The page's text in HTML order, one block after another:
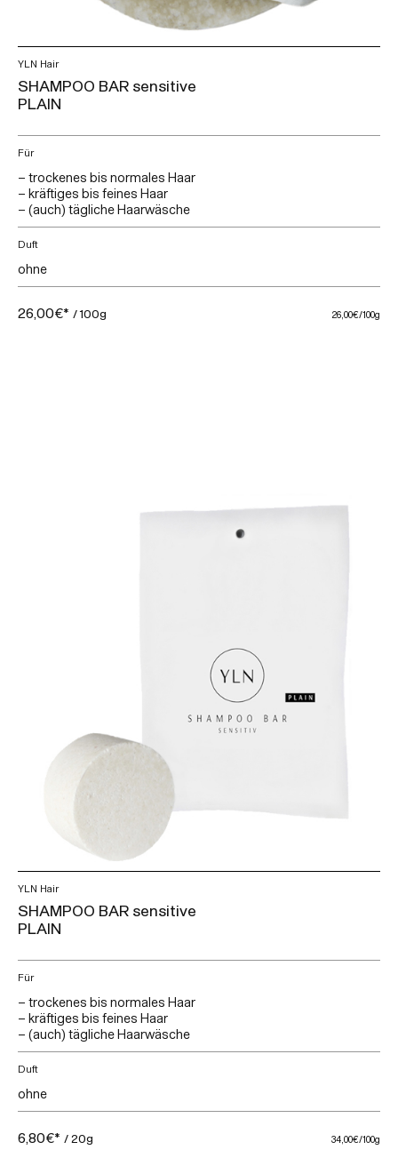
YLN Hair
SHAMPOO BAR sensitive
PLAIN
Für
– trockenes bis normales Haar
– kräftiges bis feines Haar
– (auch) tägliche Haarwäsche
Duft
ohne
26,00€* / 100g 26,00€/100g
YLN Hair
SHAMPOO BAR sensitive
PLAIN
Für
– trockenes bis normales Haar
– kräftiges bis feines Haar
– (auch) tägliche Haarwäsche
Duft
ohne
6,80€* / 20g 34,00€/100g